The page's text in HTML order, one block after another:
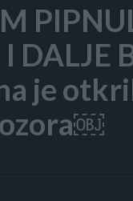
DALJE
je